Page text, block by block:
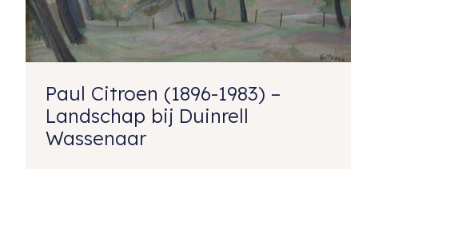
Paul Citroen (1896-1983) –
Landschap bij Duinrell
Wassenaar